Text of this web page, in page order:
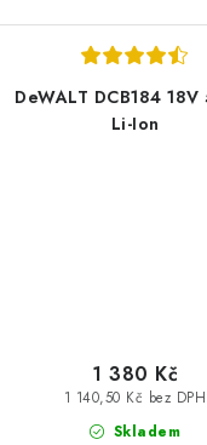
DeWALT DCB184 18V
Li-Ion
Skladem
1 140,50 Kč bez DPH
1 380 Kč